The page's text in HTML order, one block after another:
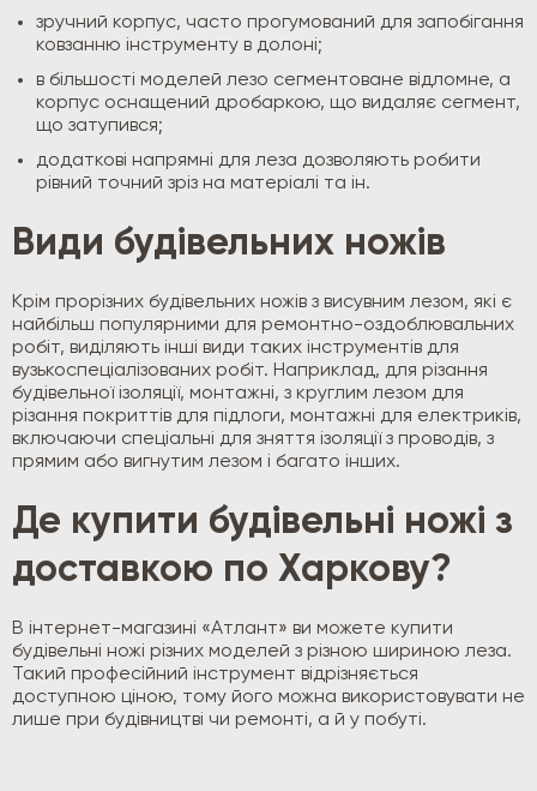
зручний корпус, часто прогумований для запобігання
ковзанню інструменту в долоні;
в більшості моделей лезо сегментоване відломне, а
корпус оснащений дробаркою, що видаляє сегмент,
що затупився;
додаткові напрямні для леза дозволяють робити
рівний точний зріз на матеріалі та ін.
Види будівельних ножів
Крім прорізних будівельних ножів з висувним лезом, які є
найбільш популярними для ремонтно-оздоблювальних
робіт, виділяють інші види таких інструментів для
вузькоспеціалізованих робіт. Наприклад, для різання
будівельної ізоляції, монтажні, з круглим лезом для
різання покриттів для підлоги, монтажні для електриків,
включаючи спеціальні для зняття ізоляції з проводів, з
прямим або вигнутим лезом і багато інших.
Де купити будівельні ножі з
доставкою по Харкову?
В інтернет-магазині «Атлант» ви можете купити
будівельні ножі різних моделей з різною шириною леза.
Такий професійний інструмент відрізняється
доступною ціною, тому його можна використовувати не
лише при будівництві чи ремонті, а й у побуті.